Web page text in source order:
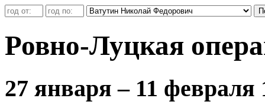
Ровно-Луцкая
27 января – 11 февраля